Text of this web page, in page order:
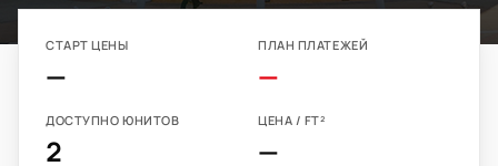
СТАРТ ЦЕНЫ
—
ПЛАН ПЛАТЕЖЕЙ
—
ДОСТУПНО ЮНИТОВ
2
ЦЕНА / FT²
—